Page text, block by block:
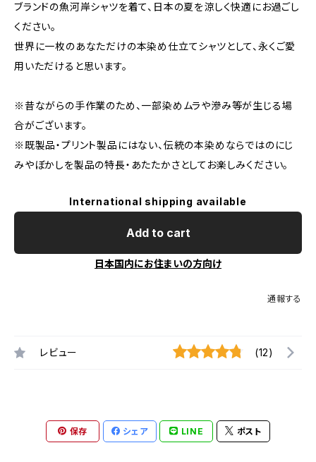
ブランドの魚河岸シャツを着て、日本の夏を涼しく快適にお過ごし
ください。
世界に一枚のあなただけの本染め仕立てシャツとして、永くご愛
用いただけると思います。
※昔ながらの手作業のため、一部染めムラや滲み等が生じる場
合がございます。
※既製品・プリント製品にはない、伝統の本染めならではのにじ
みやぼかしを製品の特長・あたたかさとしてお楽しみください。
International shipping available
Add to cart
日本国内にお住まいの方向け
通報する
レビュー (12)
保存 シェア LINE ポスト